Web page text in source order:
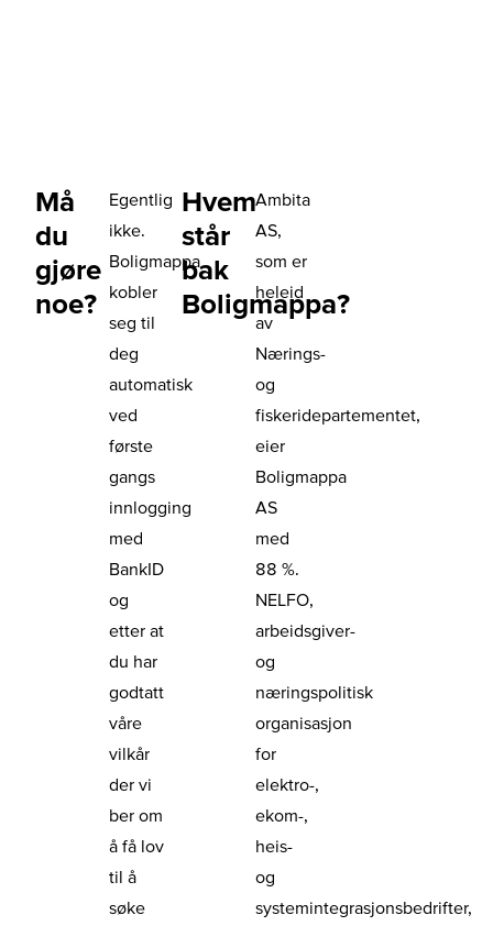
Må
du
gjøre
noe?
Egentlig
ikke.
Boligmappa
kobler
seg til
deg
automatisk
ved
første
gangs
innlogging
med
BankID
og
etter at
du har
godtatt
våre
vilkår
der vi
ber om
å få lov
til å
søke
Hvem
står
bak
Boligmappa?
Ambita
AS,
som er
heleid
av
Nærings-
og
fiskeridepartementet,
eier
Boligmappa
AS
med
88 %.
NELFO,
arbeidsgiver-
og
næringspolitisk
organisasjon
for
elektro-,
ekom-,
heis-
og
systemintegrasjonsbedrifter,